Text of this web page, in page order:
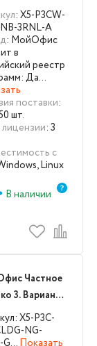
на
действия 3
P3CW-
3RNL-A
: X5-P3CW-
3RNL-A
: МойОфис
в
реестр
Да…
поставки:
шт.
: 3
с
Linux
В наличии
Частное
3. Вариант
ГОСТ.
X5-P3C-
NG-
G…Показать